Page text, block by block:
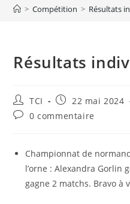
> Compétition > Résultats
Résultats
Auteur/autrice
de
la
TCI
Publication
publiée :
22 mai 2024
Commentaires
publication :
0 commentaire
Championnat de
l’orne : Alexandra Gorlin
gagne 2 matchs. Bravo à